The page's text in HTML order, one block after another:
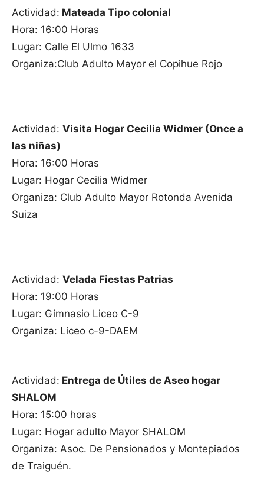
Actividad: Mateada Tipo colonial
Hora: 16:00 Horas
Lugar: Calle El Ulmo 1633
Organiza:Club Adulto Mayor el Copihue Rojo
Actividad: Visita Hogar Cecilia Widmer (Once a
las niñas)
Hora: 16:00 Horas
Lugar: Hogar Cecilia Widmer
Organiza: Club Adulto Mayor Rotonda Avenida
Suiza
Actividad: Velada Fiestas Patrias
Hora: 19:00 Horas
Lugar: Gimnasio Liceo C-9
Organiza: Liceo c-9-DAEM
Actividad: Entrega de Útiles de Aseo hogar
SHALOM
Hora: 15:00 horas
Lugar: Hogar adulto Mayor SHALOM
Organiza: Asoc. De Pensionados y Montepiados
de Traiguén.